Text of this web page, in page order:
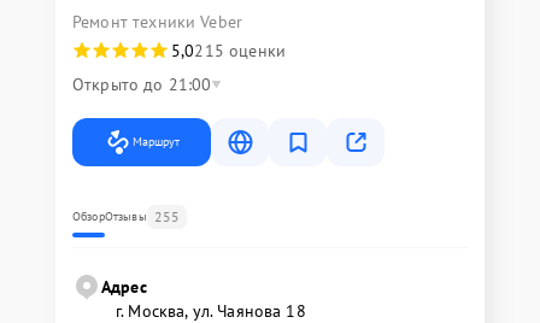
Ремонт техники Veber
5,0215 оценки
Открыто до 21:00
Маршрут
ОбзорОтзывы 255
Адрес
г. Москва, ул. Чаянова 18